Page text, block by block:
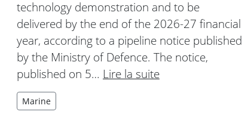
technology demonstration and to be
delivered by the end of the 2026-27 financial
year, according to a pipeline notice published
by the Ministry of Defence. The notice,
published on 5… Lire la suite
Marine